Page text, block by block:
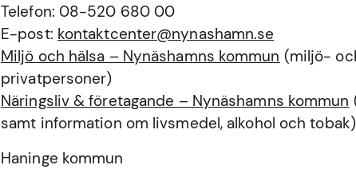
Telefon: 08-520 680 00
E-post: kontaktcenter@nynashamn.se
Miljö och hälsa – Nynäshamns kommun (miljö-
privatpersoner)
Näringsliv & företagande – Nynäshamns kommun
samt information om livsmedel, alkohol och tobak)
Haninge kommun